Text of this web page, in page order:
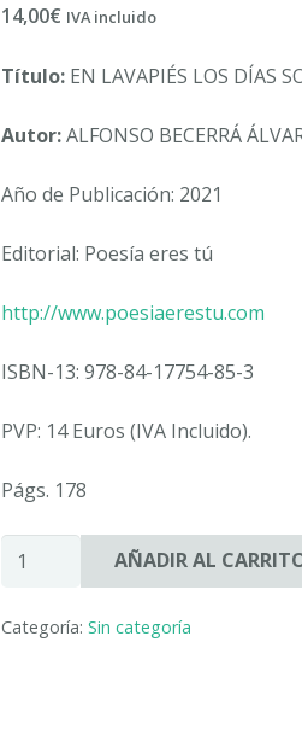
14,00€ IVA incluido
Título:EN LAVAPIÉS LOS DÍAS
Autor:ALFONSO BECERRÁ
Año de Publicación: 2021
Editorial: Poesía eres tú
http://www.poesiaerestu.com
ISBN-13: 978-84-17754-85-3
PVP: 14 Euros (IVA Incluido).
Págs. 178
EN
LAVAPIÉS
DÍAS
AÑADIR AL
Categoría: Sin categoría